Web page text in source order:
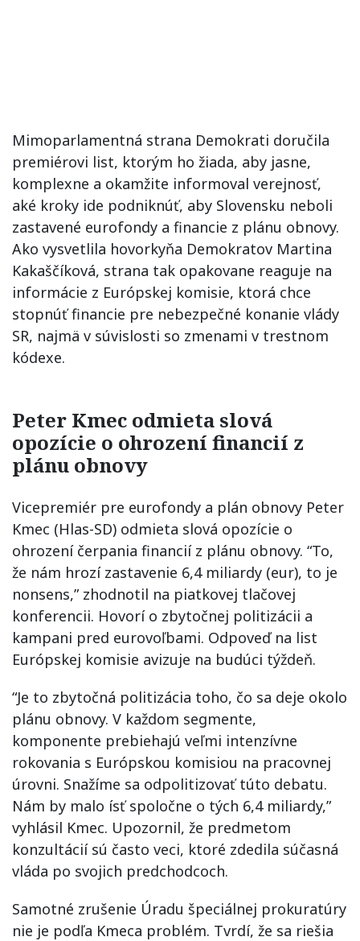
Mimoparlamentná strana Demokrati doručila
premiérovi list, ktorým ho žiada, aby jasne,
komplexne a okamžite informoval verejnosť,
aké kroky ide podniknúť, aby Slovensku neboli
zastavené eurofondy a financie z plánu obnovy.
Ako vysvetlila hovorkyňa Demokratov Martina
Kakaščíková, strana tak opakovane reaguje na
informácie z Európskej komisie, ktorá chce
stopnúť financie pre nebezpečné konanie vlády
SR, najmä v súvislosti so zmenami v trestnom
kódexe.
Peter Kmec odmieta slová
opozície o ohrození financií z
plánu obnovy
Vicepremiér pre eurofondy a plán obnovy Peter
Kmec (Hlas-SD) odmieta slová opozície o
ohrození čerpania financií z plánu obnovy. “To,
že nám hrozí zastavenie 6,4 miliardy (eur), to je
nonsens,” zhodnotil na piatkovej tlačovej
konferencii. Hovorí o zbytočnej politizácii a
kampani pred eurovoľbami. Odpoveď na list
Európskej komisie avizuje na budúci týždeň.
“Je to zbytočná politizácia toho, čo sa deje okolo
plánu obnovy. V každom segmente,
komponente prebiehajú veľmi intenzívne
rokovania s Európskou komisiou na pracovnej
úrovni. Snažíme sa odpolitizovať túto debatu.
Nám by malo ísť spoločne o tých 6,4 miliardy,”
vyhlásil Kmec. Upozornil, že predmetom
konzultácií sú často veci, ktoré zdedila súčasná
vláda po svojich predchodcoch.
Samotné zrušenie Úradu špeciálnej prokuratúry
nie je podľa Kmeca problém. Tvrdí, že sa riešia